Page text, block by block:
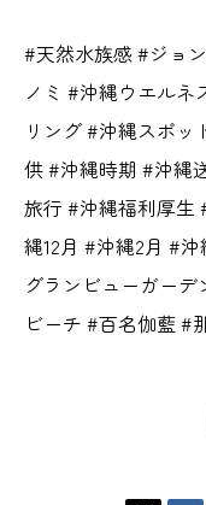
#天然水族感 #ジョ
ノミ #沖縄ウエルネ
リング #沖縄スポ
供 #沖縄時期 #沖縄
旅行 #沖縄福利厚生
縄12月 #沖縄2月 #
グランビューガー
ビーチ #百名伽藍 #